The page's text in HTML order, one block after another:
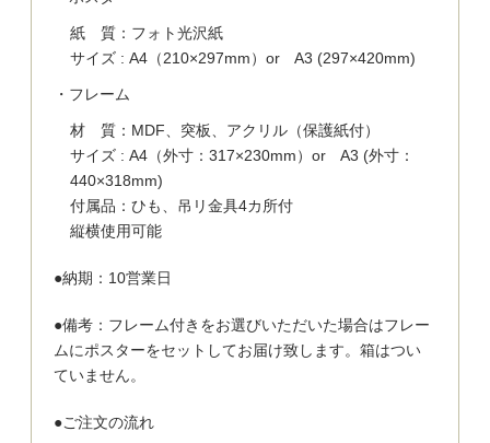
紙 質：フォト光沢紙
サイズ : A4（210×297mm）or A3 (297×420mm)
・フレーム
材 質：MDF、突板、アクリル（保護紙付）
サイズ : A4（外寸：317×230mm）or A3 (外寸：
440×318mm)
付属品：ひも、吊リ金具4カ所付
縦横使用可能
●納期：10営業日
●備考：フレーム付きをお選びいただいた場合はフレー
ムにポスターをセットしてお届け致します。箱はつい
ていません。
●ご注文の流れ